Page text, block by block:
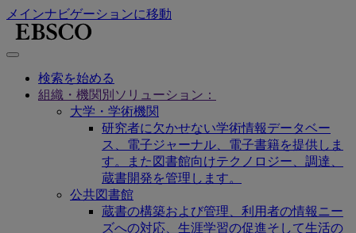
メインナビゲーションに移動
検索を始める
組織・機関別ソリューション：
大学・学術機関
研究者に欠かせない学術情報データベー
ス、電子ジャーナル、電子書籍を提供しま
す。また図書館向けテクノロジー、調達、
蔵書開発を管理します。
公共図書館
蔵書の構築および管理、利用者の情報ニー
ズへの対応、生涯学習の促進そして生活の